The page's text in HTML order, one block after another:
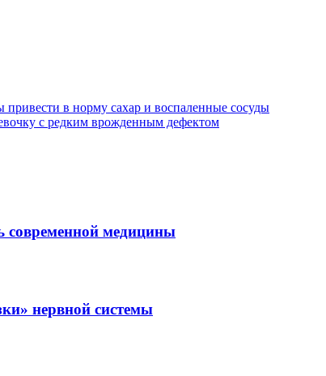
в норму сахар и воспаленные сосуды
с редким врожденным дефектом
современной медицины
нервной системы